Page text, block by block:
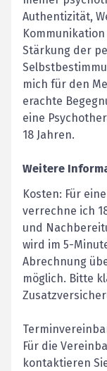
Authentizität,
Stärkung der
mich für den
erachte
eine
18 Jahren.
Weitere
Kosten: Für
verrechne ich
und
wird im 5-
Abrechnung
möglich. Bitte
Für die
kontaktieren